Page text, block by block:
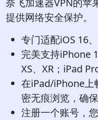
奈飞加速器VPN的苹
提供网络安全保护。
专门适配iOS 16
完美支持iPhone
XS、XR；iPad
在iPad/iPhone上
密无痕浏览，确
注册一个账号，